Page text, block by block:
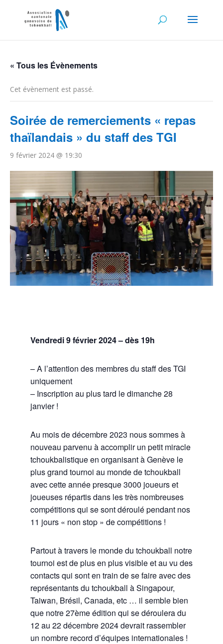
« Tous les Évènements
Cet évènement est passé.
Soirée de remerciements « repas
thaïlandais » du staff des TGI
9 février 2024 @ 19:30
Vendredi 9 février 2024 – dès 19h
– A l’attention des membres du staff des TGI
uniquement
– Inscription au plus tard le dimanche 28
janvier !
Au mois de décembre 2023 nous sommes à
nouveau parvenu à accomplir un petit miracle
tchoukbalistique en organisant à Genève le
plus grand tournoi au monde de tchoukball
avec cette année presque 3000 joueurs et
joueuses répartis dans les très nombreuses
compétitions qui se sont déroulé pendant nos
11 jours « non stop » de compétitions !
Partout à travers le monde du tchoukball notre
tournoi est de plus en plus visible et au vu des
contacts qui sont en train de se faire avec des
représentants du tchoukball à Singapour,
Taiwan, Brésil, Canada, etc … il semble bien
que notre 27ème édition qui se déroulera du
12 au 22 décembre 2024 devrait rassembler
un nombre record d’équipes internationales !